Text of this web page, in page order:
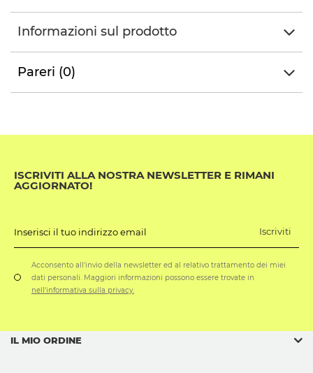
Informazioni sul prodotto
Pareri (0)
ISCRIVITI ALLA NOSTRA NEWSLETTER E RIMANI
AGGIORNATO!
Inserisci il tuo indirizzo email Iscriviti
Acconsento all'invio della newsletter ed al relativo trattamento dei miei
dati personali. Maggiori informazioni possono essere trovate in
nell'informativa sulla privacy.
IL MIO ORDINE